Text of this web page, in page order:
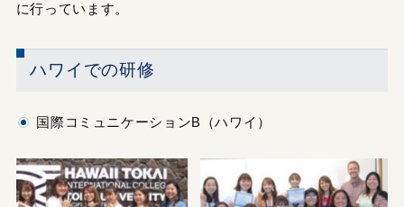
に行っています。
ハワイでの研修
国際コミュニケーションB（ハワイ）